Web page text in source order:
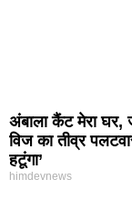
अंबाला कैंट मेरा घर,
विज का तीव्र
हटूंगा’
himdevnews